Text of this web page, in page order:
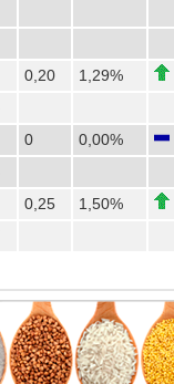
0,20
1,29%
0
0,00%
0,25
1,50%